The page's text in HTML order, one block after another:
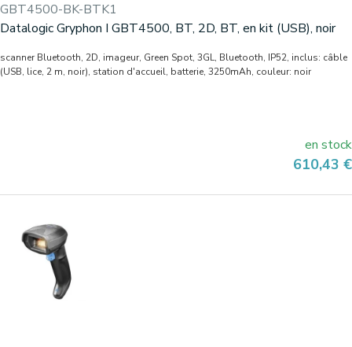
GBT4500-BK-BTK1
Datalogic Gryphon I GBT4500, BT, 2D, BT, en kit (USB), noir
scanner Bluetooth, 2D, imageur, Green Spot, 3GL, Bluetooth, IP52, inclus: câble
(USB, lice, 2 m, noir), station d'accueil, batterie, 3250mAh, couleur: noir
en stock
Prix
610,43 €